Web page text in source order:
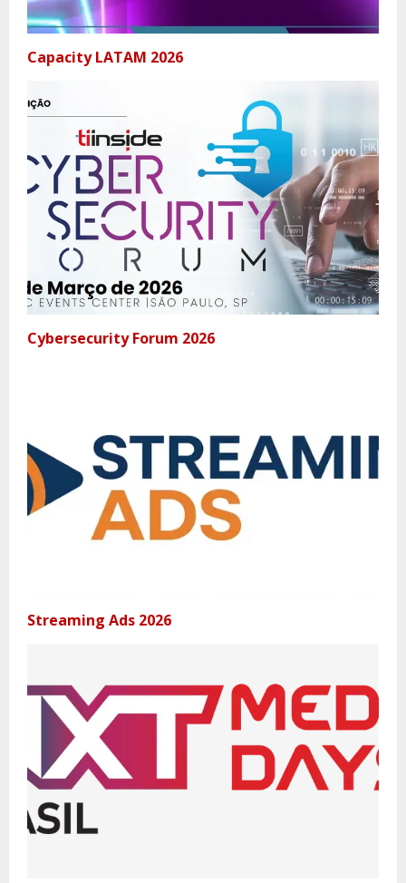
Capacity LATAM 2026
Cybersecurity Forum 2026
Streaming Ads 2026